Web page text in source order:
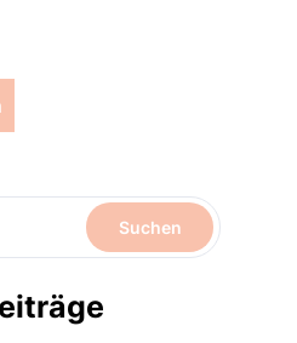
Suchen